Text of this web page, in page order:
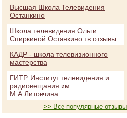
Высшая Школа Телевидения
Останкино
Школа телевидения Ольги
Спиркиной Останкино тв отзывы
КАДР - школа телевизионного
мастерства
ГИТР. Институт телевидения и
радиовещания им.
М.А.Литовчина.
>> Все популярные отзывы